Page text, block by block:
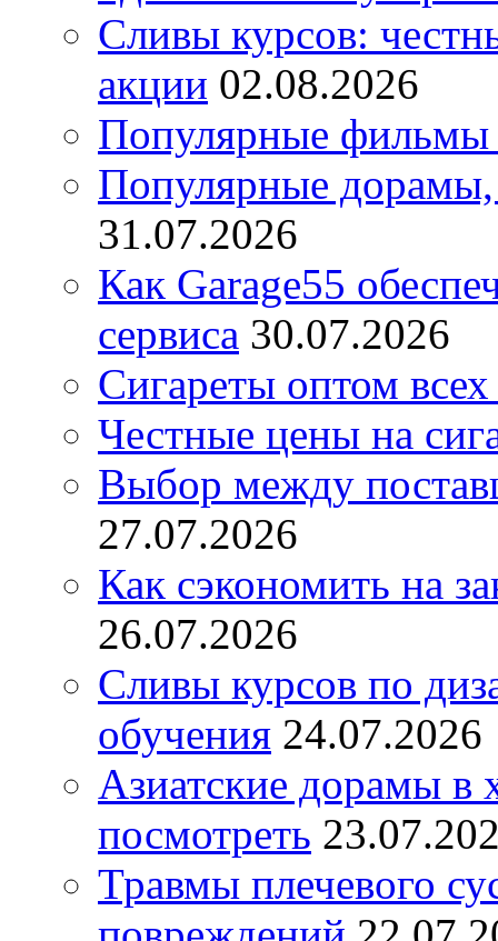
Сливы курсов:
акции 02.08.2026
Популярные фильмы
Популярные дорамы,
31.07.2026
Как Garage55
сервиса 30.07.2026
Сигареты оптом
Честные цены на
Выбор между
27.07.2026
Как сэкономить на
26.07.2026
Сливы курсов по
обучения 24.07.2026
Азиатские дорамы в
посмотреть
Травмы плечевого